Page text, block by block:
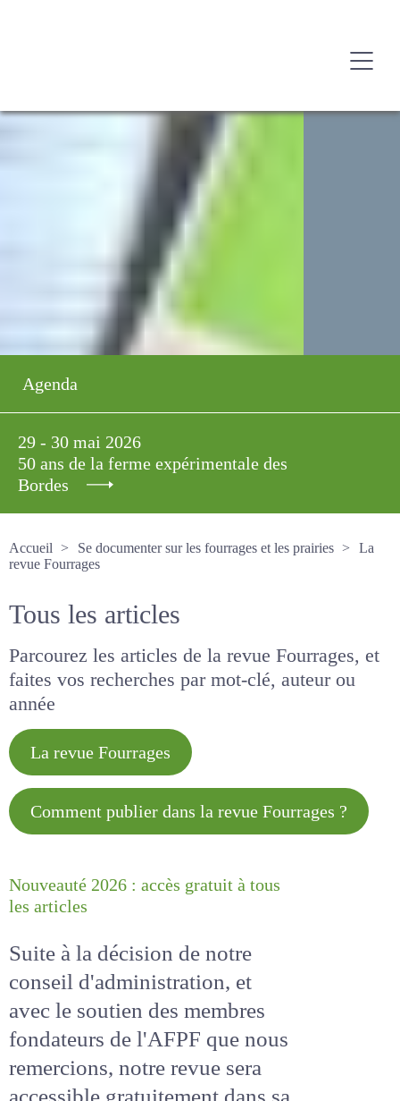
Agenda
29 - 30 mai 2026
50 ans de la ferme expérimentale des
Bordes
Accueil
Se documenter sur les fourrages et les prairies
La revue Fourrages
Tous les articles
Parcourez les articles de la revue Fourrages, et
faites vos recherches par mot-clé, auteur ou
année
La revue Fourrages
Comment publier dans la revue
Nouveauté 2026 : accès gratuit à
Suite à la décision de notre
conseil d'administration, et
avec le soutien des membres
fondateurs de l'AFPF que nous
remercions, notre revue sera